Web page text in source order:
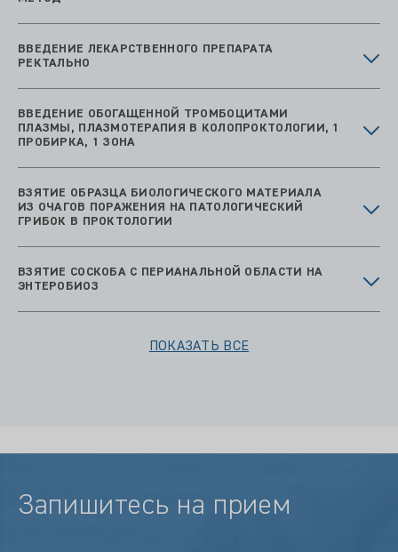
ВВЕДЕНИЕ ЛЕКАРСТВЕННОГО ПРЕПАРАТА
РЕКТАЛЬНО
ВВЕДЕНИЕ ОБОГАЩЕННОЙ ТРОМБОЦИТАМИ
ПЛАЗМЫ, ПЛАЗМОТЕРАПИЯ В КОЛОПРОКТОЛОГИИ, 1
ПРОБИРКА, 1 ЗОНА
ВЗЯТИЕ ОБРАЗЦА БИОЛОГИЧЕСКОГО МАТЕРИАЛА
ИЗ ОЧАГОВ ПОРАЖЕНИЯ НА ПАТОЛОГИЧЕСКИЙ
ГРИБОК В ПРОКТОЛОГИИ
ВЗЯТИЕ СОСКОБА С ПЕРИАНАЛЬНОЙ ОБЛАСТИ НА
ЭНТЕРОБИОЗ
ПОКАЗАТЬ ВСЕ
Запишитесь на прием